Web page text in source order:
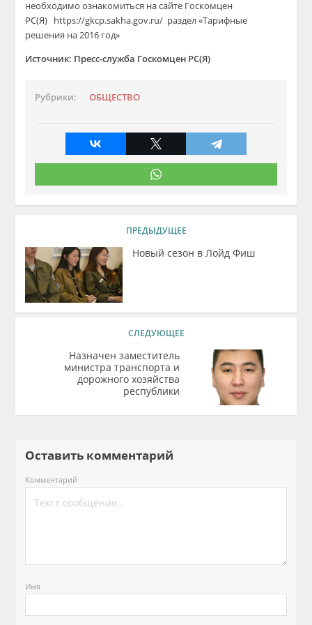
необходимо ознакомиться на сайте Госкомцен
РС(Я) https://gkcp.sakha.gov.ru/ раздел «Тарифные
решения на 2016 год»
Источник: Пресс-служба Госкомцен РС(Я)
Рубрики: ОБЩЕСТВО
ПРЕДЫДУЩЕЕ
Новый сезон в Лойд Фиш
СЛЕДУЮЩЕЕ
Назначен заместитель
министра транспорта и
дорожного хозяйства
республики
Оставить комментарий
Комментарий
Имя